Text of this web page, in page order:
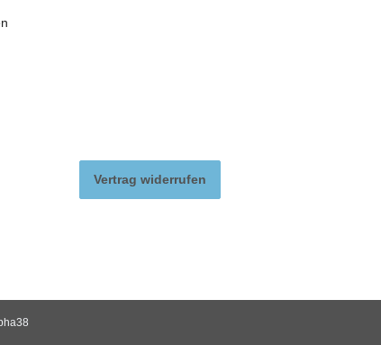
Vertrag widerrufen